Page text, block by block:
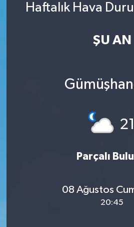
Haftalık Hava
ŞU AN
21
Parçalı
08 Ağustos
20:45
Son Dakika Haberleri